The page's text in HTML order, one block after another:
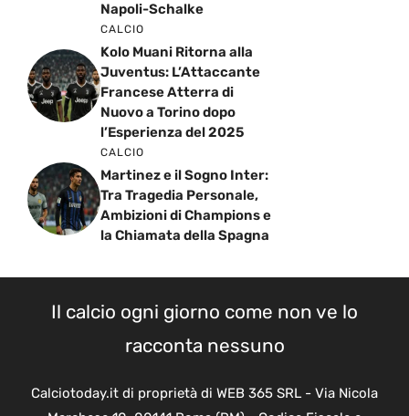
Napoli-Schalke
CALCIO
Kolo Muani Ritorna alla
Juventus: L’Attaccante
Francese Atterra di
Nuovo a Torino dopo
l’Esperienza del 2025
CALCIO
Martinez e il Sogno Inter:
Tra Tragedia Personale,
Ambizioni di Champions e
la Chiamata della Spagna
Il calcio ogni giorno come non ve lo
racconta nessuno
Calciotoday.it di proprietà di WEB 365 SRL - Via Nicola